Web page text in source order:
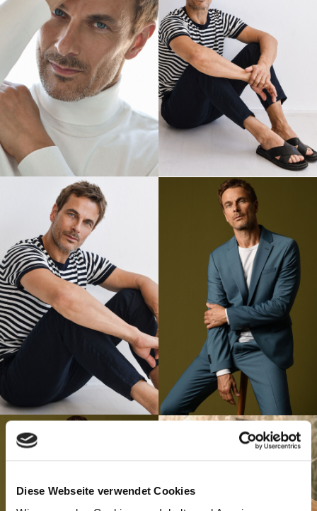
Diese Webseite verwendet Cookies